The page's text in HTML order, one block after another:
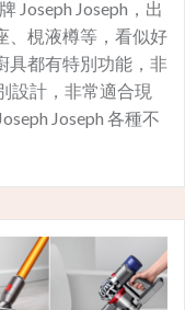
Joseph Joseph，出
、梘液樽等，看似好
具都有特別功能，非
設計，非常適合現
Joseph 各種不